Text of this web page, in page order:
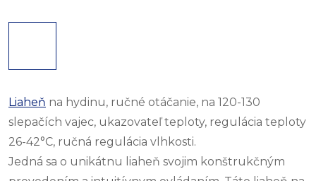
Liaheň na hydinu, ručné otáčanie, na 120-130
slepačích vajec, ukazovateľ teploty, regulácia teploty
26-42°C, ručná regulácia vlhkosti.
Jedná sa o unikátnu liaheň svojim konštrukčným